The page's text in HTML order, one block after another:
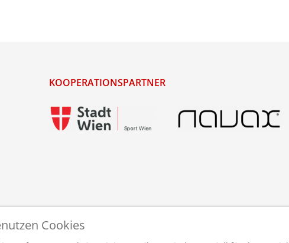
KOOPERATIONSPARTNER
Verband. Gestaltet und betreut von
Cookies